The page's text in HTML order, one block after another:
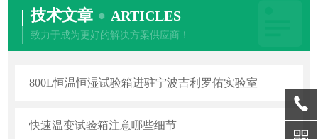
技术文章 ARTICLES
致力于成为更好的解决方案供应商！
800L恒温恒湿试验箱进驻宁波吉利罗佑实验室
快速温变试验箱注意哪些细节